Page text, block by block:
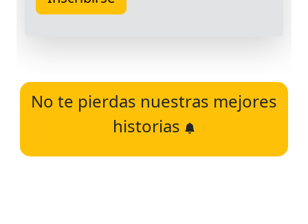
No te pierdas nuestras mejores
historias